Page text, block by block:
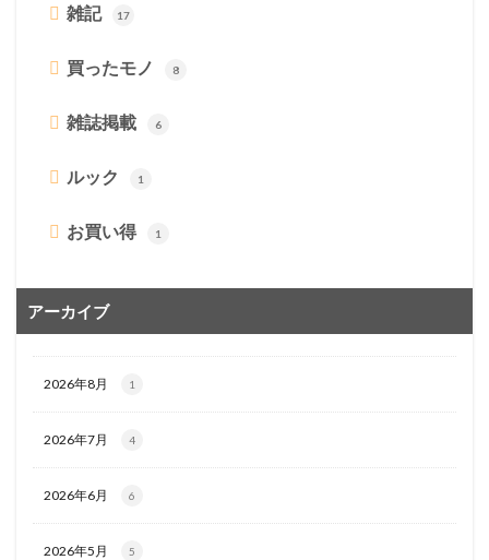
雑記 17
買ったモノ 8
雑誌掲載 6
ルック 1
お買い得 1
アーカイブ
2026年8月 1
2026年7月 4
2026年6月 6
2026年5月 5